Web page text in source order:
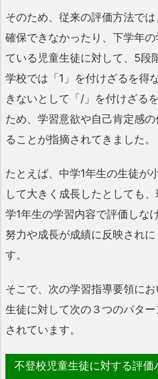
そのため、従来の評価方法で
確保できなかったり、下学年
ている児童生徒に対して、5段
学校では「1」を付けざるを得
きないとして「/」を付けざる
ため、学習意欲や自己肯定感
ることが指摘されてきました。
たとえば、中学1年生の生徒が
して大きく成長したとしても
学1年生の学習内容で評価しな
努力や成長が成績に反映され
す。
そこで、次の学習指導要領に
生徒に対して次の３つのパタ
されています。
不登校児童生徒に対する評価